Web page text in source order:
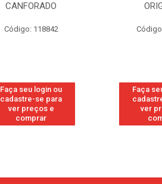
CANFORADO
Código: 118842
Faça seu login ou
cadastre-se para
ver preços e
comprar
Faça
ver